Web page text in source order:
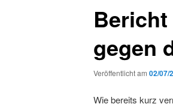
gegen
Veröffentlicht am 02/07/
Wie bere­its kurz